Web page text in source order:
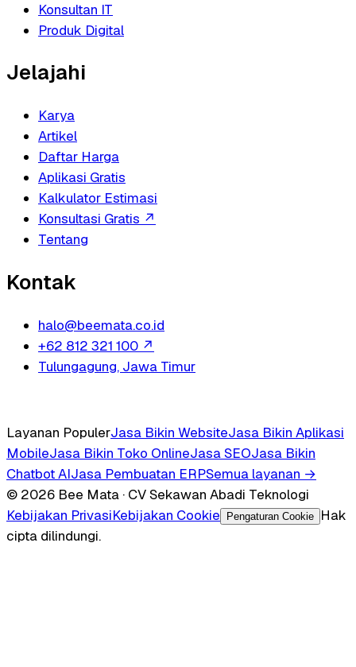
Konsultan IT
Produk Digital
Jelajahi
Karya
Artikel
Daftar Harga
Aplikasi Gratis
Kalkulator Estimasi
Konsultasi Gratis ↗
Tentang
Kontak
halo@beemata.co.id
+62 812 321 100 ↗
Tulungagung, Jawa Timur
Layanan PopulerJasa Bikin WebsiteJasa Bikin Aplikasi
MobileJasa Bikin Toko OnlineJasa SEOJasa Bikin
Chatbot AIJasa Pembuatan ERPSemua layanan →
© 2026 Bee Mata · CV Sekawan Abadi Teknologi
Kebijakan PrivasiKebijakan Cookie Pengaturan Cookie
Hak
cipta dilindungi.